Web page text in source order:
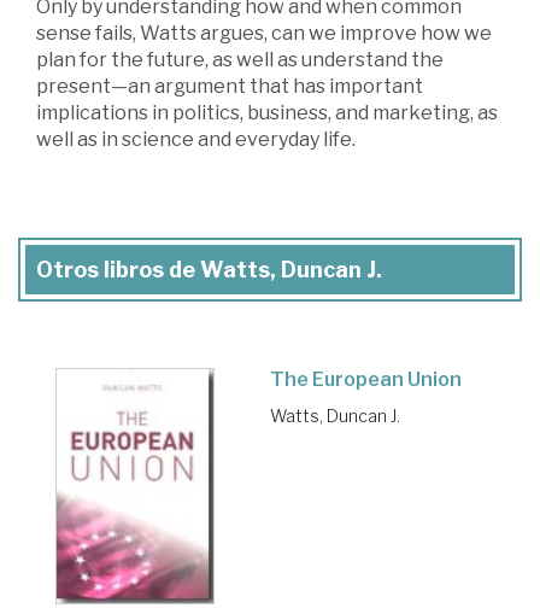
Only by understanding how and when common
sense fails, Watts argues, can we improve how we
plan for the future, as well as understand the
present—an argument that has important
implications in politics, business, and marketing, as
well as in science and everyday life.
Otros libros de Watts, Duncan J.
The European Union
Watts, Duncan J.